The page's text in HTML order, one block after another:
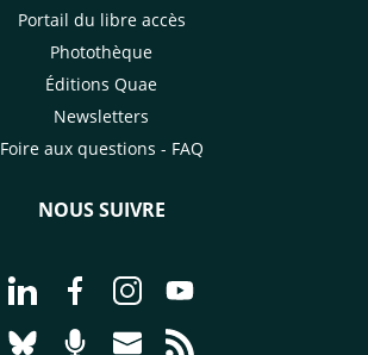
Portail du libre accès
Photothèque
Éditions Quae
Newsletters
Foire aux questions - FAQ
NOUS SUIVRE
Aller à la page Nous suivre sur
Aller à la page Nous suivre sur
Aller à la page Nous
Aller à la page
Aller à la page Nous suivre sur
Aller à la page Nourrir le
Aller à la page Nous